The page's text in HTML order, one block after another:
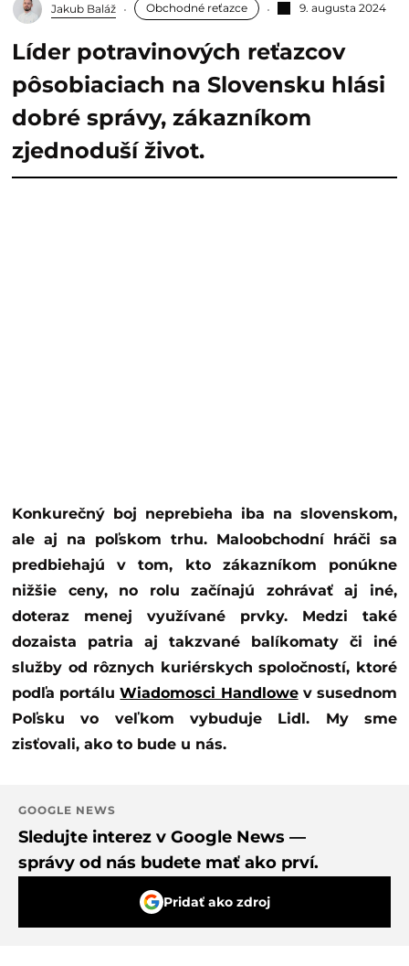
Jakub Baláž Obchodné reťazce 9. augusta 2024
Líder potravinových reťazcov
pôsobiaciach na Slovensku hlási
dobré správy, zákazníkom
zjednoduší život.
Konkurečný boj neprebieha iba na slovenskom,
ale aj na poľskom trhu. Maloobchodní hráči sa
predbiehajú v tom, kto zákazníkom ponúkne
nižšie ceny, no rolu začínajú zohrávať aj iné,
doteraz menej využívané prvky. Medzi také
dozaista patria aj takzvané balíkomaty či iné
služby od rôznych kuriérskych spoločností, ktoré
podľa portáluWiadomosci Handlowev susednom
Poľsku vo veľkom vybuduje Lidl. My sme
zisťovali, ako to bude u nás.
GOOGLE NEWS
Sledujte interez v Google News —
správy od nás budete mať ako prví.
Pridať ako zdroj